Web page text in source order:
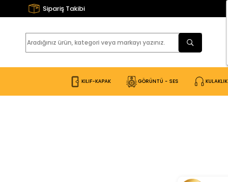
Sipariş Takibi
KILIF-KAPAK GÖRÜNTÜ - SES KULAKLIK